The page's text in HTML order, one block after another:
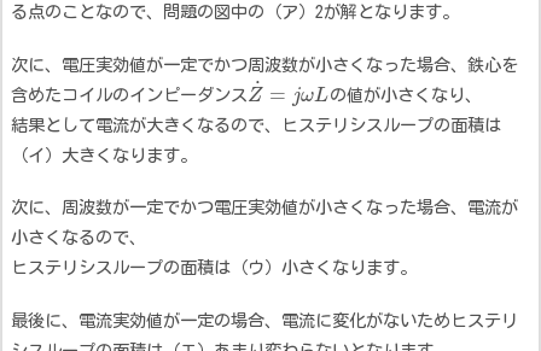
る点のことなので、問題の図中の（ア）2が解となります。
次に、電圧実効値が一定でかつ周波数が小さくなった場合、鉄心を
含めたコイルのインピーダンス Z
˙ = jωLの値が小さくなり、
結果として電流が大きくなるので、ヒステリシスループの面積は
（イ）大きくなります。
次に、周波数が一定でかつ電圧実効値が小さくなった場合、電流が
小さくなるので、
ヒステリシスループの面積は（ウ）小さくなります。
最後に、電流実効値が一定の場合、電流に変化がないためヒステリ